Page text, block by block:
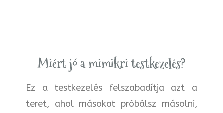
Miért jó a mimikri testkezelés?
Ez a testkezelés felszabadítja azt a
teret, ahol másokat próbálsz másolni,